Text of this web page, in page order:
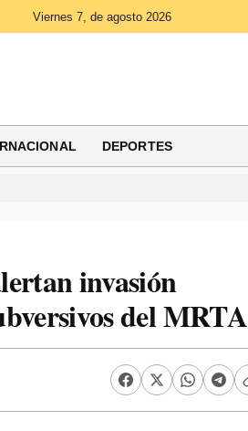
Viernes 7, de agosto 2026
DEPORTES
invasión
del MRTA